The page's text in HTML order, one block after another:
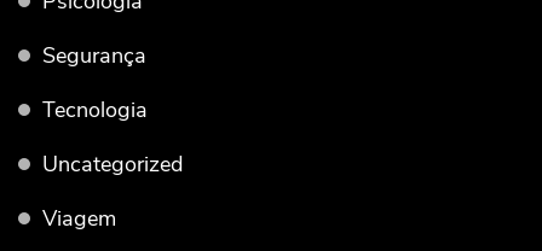
Segurança
Tecnologia
Uncategorized
Viagem